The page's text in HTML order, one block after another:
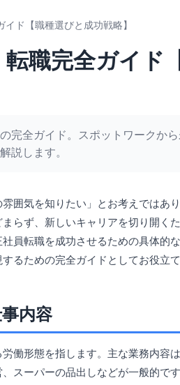
ド【職種選びと成功戦略】
職完全ガイド
完全ガイド。スポットワークか
説します。
囲気を知りたい」とお考えではあ
らず、新しいキャリアを切り開く
員転職を成功させるための具体的
るための完全ガイドとしてお役立て
内容
働形態を指します。主な業務内容
スーパーの品出しなどが一般的で